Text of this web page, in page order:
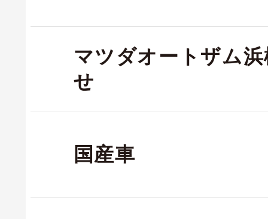
マツダオートザム
せ
国産車